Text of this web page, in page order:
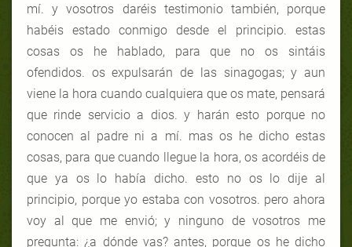
mí. y vosotros daréis testimonio también, porque
habéis estado conmigo desde el principio. estas
cosas os he hablado, para que no os sintáis
ofendidos. os expulsarán de las sinagogas; y aun
viene la hora cuando cualquiera que os mate, pensará
que rinde servicio a dios. y harán esto porque no
conocen al padre ni a mí. mas os he dicho estas
cosas, para que cuando llegue la hora, os acordéis de
que ya os lo había dicho. esto no os lo dije al
principio, porque yo estaba con vosotros. pero ahora
voy al que me envió; y ninguno de vosotros me
pregunta: ¿a dónde vas? antes, porque os he dicho